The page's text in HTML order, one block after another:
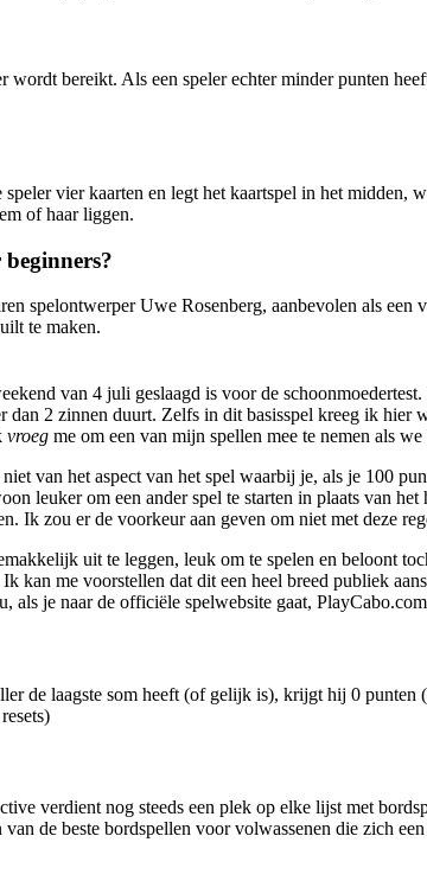
wordt bereikt. Als een speler echter minder punten
vier kaarten en legt het kaartspel in het
of haar liggen.
beginners?
spelontwerper Uwe Rosenberg, aanbevolen als een
te maken.
van 4 juli geslaagd is voor de
2 zinnen duurt. Zelfs in dit basisspel kreeg ik hier
vroeg me om een ​​van mijn spellen mee te nemen als
van het aspect van het spel waarbij je, als je 100
leuker om een ​​ander spel te starten in plaats van
Ik zou er de voorkeur aan geven om niet met deze
uit te leggen, leuk om te spelen en beloont
kan me voorstellen dat dit een heel breed publiek
je naar de officiële spelwebsite gaat,
de laagste som heeft (of gelijk is), krijgt hij 0
verdient nog steeds een plek op elke lijst met
de beste bordspellen voor volwassenen die zich